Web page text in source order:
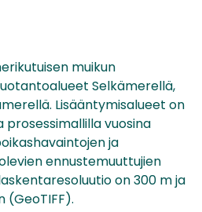
muikun
Selkämerellä,
Lisääntymisalueet on
prosessimallilla vuosina
ja
ennustemuuttujien
on 300 m ja
(GeoTIFF).